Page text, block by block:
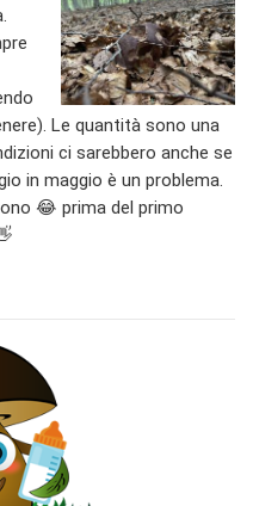
Le quantità sono una
ci sarebbero anche se
in maggio è un problema.
😂 prima del primo